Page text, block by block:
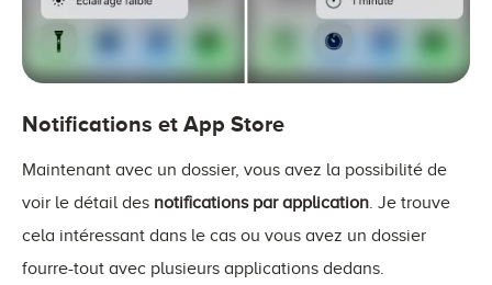
Notifications et App Store
Maintenant avec un dossier, vous avez la possibilité de
voir le détail des notifications par application. Je trouve
cela intéressant dans le cas ou vous avez un dossier
fourre-tout avec plusieurs applications dedans.